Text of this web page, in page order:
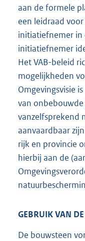
aan de formele
een leidraad
initiatiefnemer in
initiatiefnemer
Het VAB-beleid
mogelijkheden
Omgevingsvisie
van
vanzelfsprekend
aanvaardbaar
rijk en provincie
hierbij aan de
GEBRUIK VAN
De bouwsteen